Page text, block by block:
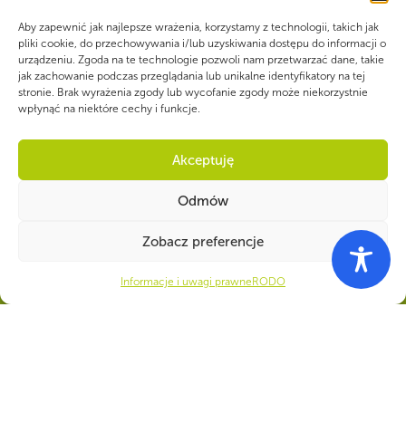
Aby zapewnić jak najlepsze wrażenia, korzystamy z technologii, takich jak
pliki cookie, do przechowywania i/lub uzyskiwania dostępu do informacji o
urządzeniu. Zgoda na te technologie pozwoli nam przetwarzać dane, takie
jak zachowanie podczas przeglądania lub unikalne identyfikatory na tej
stronie. Brak wyrażenia zgody lub wycofanie zgody może niekorzystnie
wpłynąć na niektóre cechy i funkcje.
Akceptuję
Odmów
Zobacz preferencje
Informacje i uwagi prawne RODO
Numer konta do darowizn na rzecz ZHP
22 1140 1010 0000 5392 2900
1017
Drużynowi ZHP przepracowują społecznie łącznie 8 mln godzin w ciągu
roku. Jeżeli przeliczyć to na złotówki, wartość pracy wolontariackiej
wyniosłaby 244 mln zł.